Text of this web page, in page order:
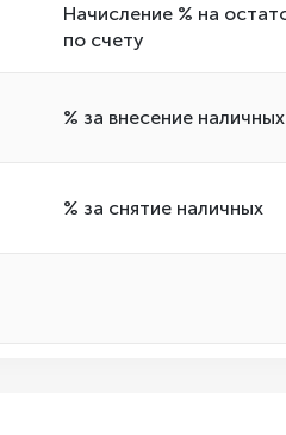
Начисление % на
по счету
% за внесение наличных
% за снятие наличных